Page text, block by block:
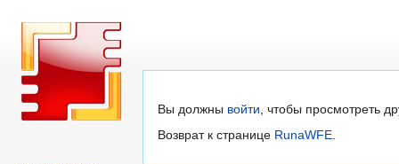
Перейти
к
Перейти
к
Вы должны войти, чтобы просмотреть
Возврат к странице RunaWFE.